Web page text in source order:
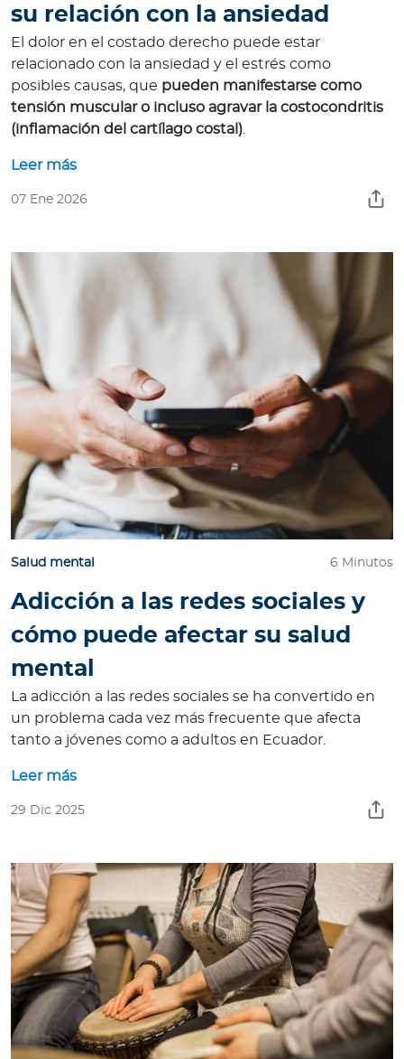
su relación con la ansiedad
El dolor en el costado derecho puede estar
relacionado con la ansiedad y el estrés como
posibles causas, que pueden manifestarse como
tensión muscular o incluso agravar la costocondritis
(inflamación del cartílago costal).
Leer más
07 Ene 2026
Salud mental 6 Minutos
Adicción a las redes sociales y
cómo puede afectar su salud
mental
La adicción a las redes sociales se ha convertido en
un problema cada vez más frecuente que afecta
tanto a jóvenes como a adultos en Ecuador.
Leer más
29 Dic 2025